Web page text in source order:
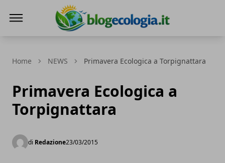
Home NEWS Primavera Ecologica a Torpignattara
Primavera Ecologica a
Torpignattara
di Redazione23/03/2015